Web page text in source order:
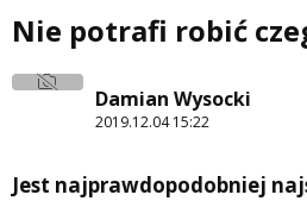
Nie potrafi robić
Damian Wysocki
2019.12.04 15:22
Jest najprawdopodobniej